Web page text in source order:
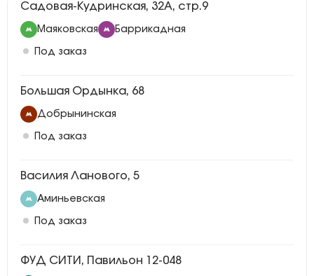
Садовая-Кудринская, 32А, стр.9
Маяковская Баррикадная
Под заказ
Большая Ордынка, 68
Добрынинская
Под заказ
Василия Ланового, 5
Аминьевская
Под заказ
ФУД СИТИ, Павильон 12-048